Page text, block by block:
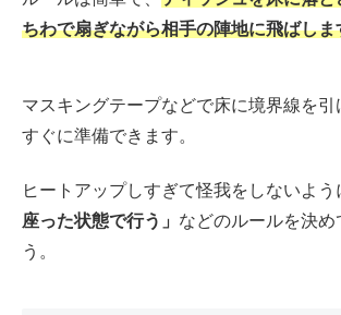
ちわで扇ぎながら相手の陣地に飛ばしま
マスキングテープなどで床に境界線を引
すぐに準備できます。
ヒートアップしすぎて怪我をしないよう
座った状態で行う」 などのルールを決め
う。